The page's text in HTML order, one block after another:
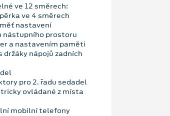
ve 12 směrech:
ve 4 směrech
nastavení
nástupního prostoru
a nastavením paměti
nápojů zadních
pro 2. řadu sedadel
ovládané z místa
mobilní telefony